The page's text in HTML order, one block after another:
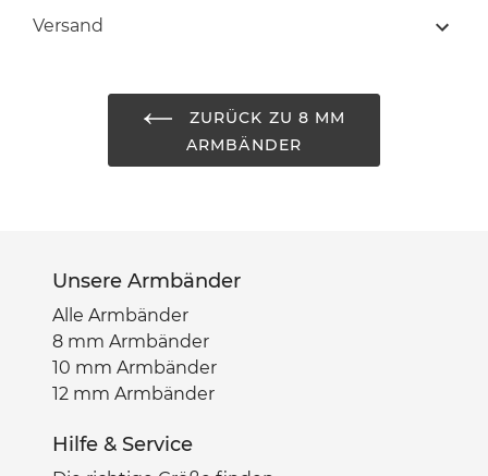
Metallperlen 925er Sterling Silber
Farbton schwarz
Naturperlen
Farbton + Größe
Versand
ZURÜCK ZU 8 MM
ARMBÄNDER
Unsere Armbänder
Alle Armbänder
8 mm Armbänder
10 mm Armbänder
12 mm Armbänder
Hilfe & Service